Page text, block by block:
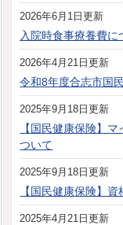
2026年6月1日更新
入院時食事療養費に
2026年4月21日更新
令和8年度合志市国
2025年9月18日更新
【国民健康保険】
ついて
2025年9月18日更新
【国民健康保険】
2025年4月21日更新